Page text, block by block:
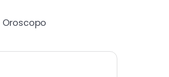
Oroscopo